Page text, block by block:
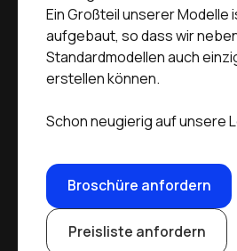
Ein Großteil unserer Modelle
aufgebaut, so dass wir
Standardmodellen auch
erstellen können.
Schon neugierig auf unsere
Broschüre anfordern
Preisliste anfordern